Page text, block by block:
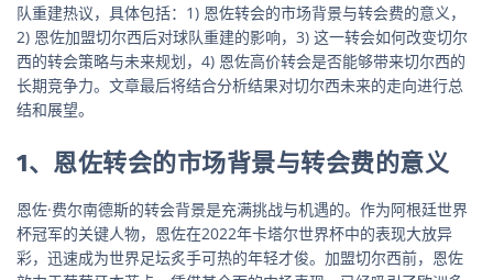
队重建热议，具体包括：1) 恩佐转会的市场背景与转会费的意义，
2) 恩佐加盟切尔西后对球队重建的影响，3) 这一转会如何改变切尔
西的转会策略与未来规划，4) 恩佐高价转会是否能够带来切尔西的
长期竞争力。文章最后将结合分析结果对切尔西未来的走向进行总
结和展望。
1、恩佐转会的市场背景与转会费的意义
恩佐·费尔南德斯的转会背景是充满挑战与机遇的。作为阿根廷世界
杯冠军的关键人物，恩佐在2022年卡塔尔世界杯中的表现大放异
彩，迅速成为世界足坛炙手可热的年轻才俊。加盟切尔西前，恩佐